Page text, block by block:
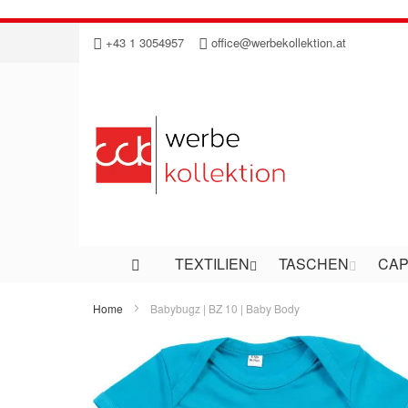
Direkt
Inhalt
+43 1 3054957 office@werbekollektion.at
TEXTILIEN TASCHEN
Home Babybugz | BZ 10 | Baby Body
Bildergalerie